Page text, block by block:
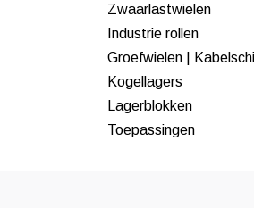
Zwaarlastwielen
Industrie rollen
Groefwielen |
Kogellagers
Lagerblokken
Toepassingen